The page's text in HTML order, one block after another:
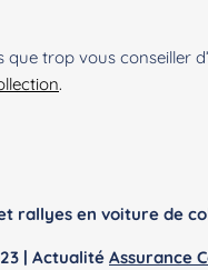
que trop vous conseiller
.
rallyes en voiture de
| Actualité Assurance